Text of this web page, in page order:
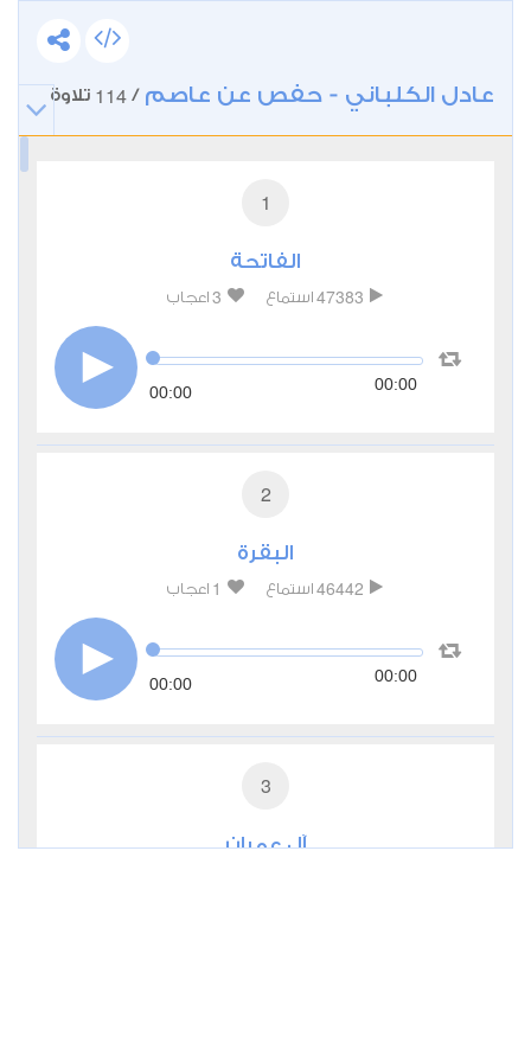
عادل الكلباني - حفص عن عاصم /
114 تلاوة
1
الفاتحة
47383 استماع 3 اعجاب
00:00 00:00
2
البقرة
46442 استماع 1 اعجاب
00:00 00:00
3
آل عمران